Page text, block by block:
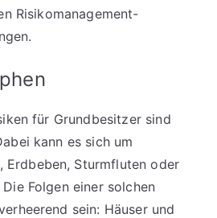
Risikomanagement-
für Grundbesitzer sind
kann es sich um
Erdbeben, Sturmfluten oder
Folgen einer solchen
sein: Häuser und